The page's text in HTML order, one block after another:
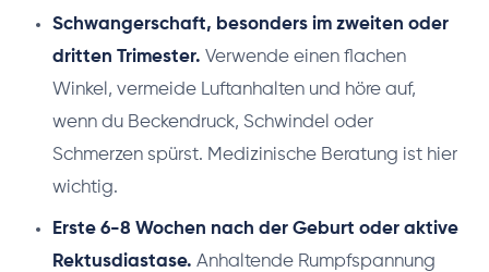
Schwangerschaft, besonders im zweiten oder
dritten Trimester. Verwende einen flachen
Winkel, vermeide Luftanhalten und höre auf,
wenn du Beckendruck, Schwindel oder
Schmerzen spürst. Medizinische Beratung ist hier
wichtig.
Erste 6-8 Wochen nach der Geburt oder aktive
Rektusdiastase. Anhaltende Rumpfspannung